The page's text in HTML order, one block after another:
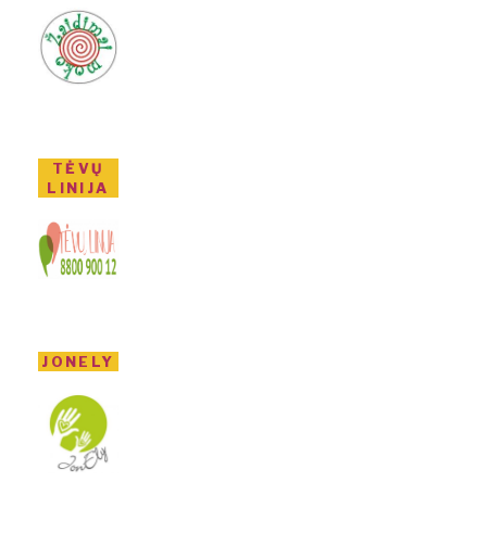
TĖVŲ
LINIJA
JONELY